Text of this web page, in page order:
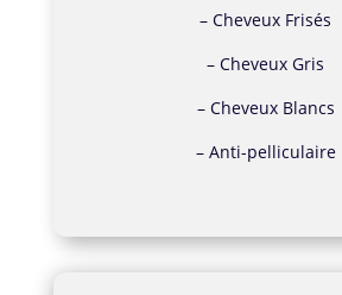
–Cheveux Frisés
–Cheveux Gris
– Cheveux Blancs
– Anti-pelliculaire